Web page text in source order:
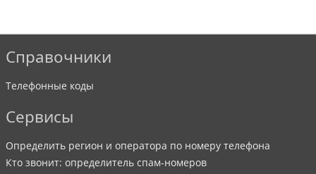
Справочники
Телефонные коды
Сервисы
Определить регион и оператора по номеру телефона
Кто звонит: определитель спам-номеров